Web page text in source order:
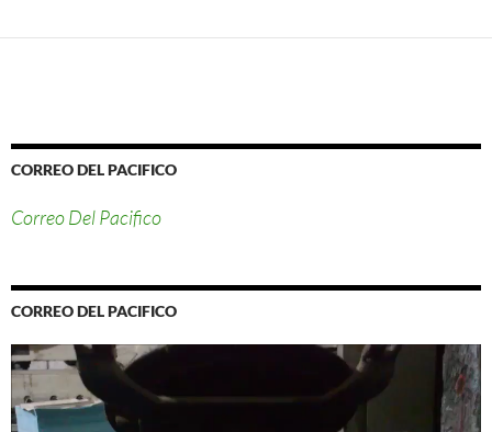
CORREO DEL PACIFICO
Correo Del Pacifico
CORREO DEL PACIFICO